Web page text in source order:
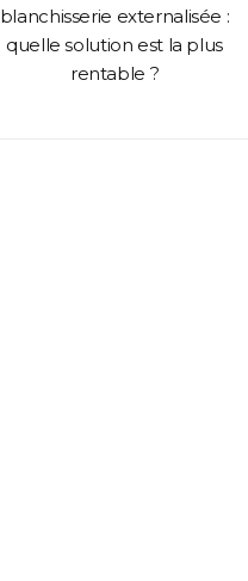
blanchisserie externalisée :
quelle solution est la plus
rentable ?